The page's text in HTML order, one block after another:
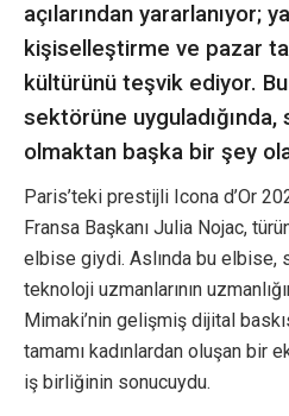
açılarından yararlanıyor;
kişiselleştirme ve pazar
kültürünü teşvik ediyor.
sektörüne
olmaktan başka bir şey
Paris’teki prestijli Icona d’Or
Fransa Başkanı Julia Nojac,
elbise giydi. Aslında bu elbise,
teknoloji uzmanlarının
Mimaki’nin gelişmiş dijital
tamamı kadınlardan oluşan bir
iş birliğinin sonucuydu.